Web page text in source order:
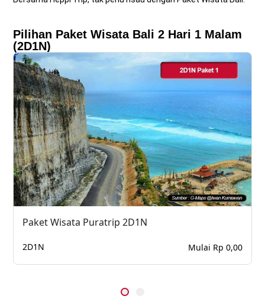
Pilihan Paket Wisata Bali 2 Hari 1 Malam
(2D1N)
Paket Wisata Puratrip 2D1N
2D1N Mulai Rp 0,00